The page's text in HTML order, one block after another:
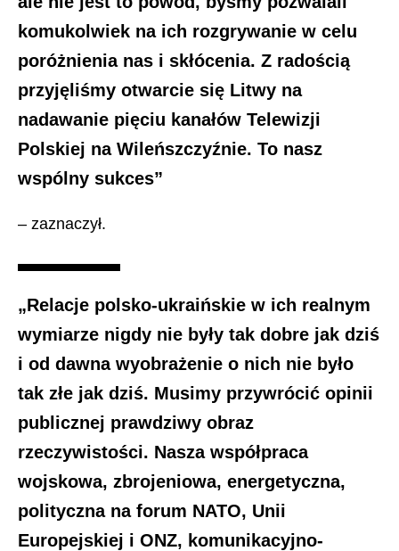
komukolwiek na ich rozgrywanie w celu
poróżnienia nas i skłócenia. Z radością
przyjęliśmy otwarcie się Litwy na
nadawanie pięciu kanałów Telewizji
Polskiej na Wileńszczyźnie. To nasz
wspólny sukces”
– zaznaczył.
„Relacje polsko-ukraińskie w ich realnym
wymiarze nigdy nie były tak dobre jak dziś
i od dawna wyobrażenie o nich nie było
tak złe jak dziś. Musimy przywrócić opinii
publicznej prawdziwy obraz
rzeczywistości. Nasza współpraca
wojskowa, zbrojeniowa, energetyczna,
polityczna na forum NATO, Unii
Europejskiej i ONZ, komunikacyjno-